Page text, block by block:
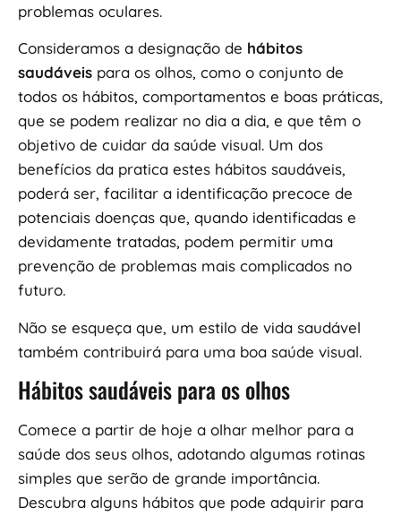
problemas oculares.
Consideramos a designação de hábitos
saudáveis para os olhos, como o conjunto de
todos os hábitos, comportamentos e boas práticas,
que se podem realizar no dia a dia, e que têm o
objetivo de cuidar da saúde visual. Um dos
benefícios da pratica estes hábitos saudáveis,
poderá ser, facilitar a identificação precoce de
potenciais doenças que, quando identificadas e
devidamente tratadas, podem permitir uma
prevenção de problemas mais complicados no
futuro.
Não se esqueça que, um estilo de vida saudável
também contribuirá para uma boa saúde visual.
Hábitos saudáveis para os olhos
Comece a partir de hoje a olhar melhor para a
saúde dos seus olhos, adotando algumas rotinas
simples que serão de grande importância.
Descubra alguns hábitos que pode adquirir para